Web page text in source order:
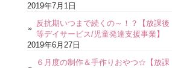
2019年7月1日
反抗期いつまで続くの～！？【放課後
等デイサービス/児童発達支援事業】
2019年6月27日
６月度の制作＆手作りおやつ☆【放課